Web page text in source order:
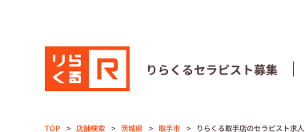
りらくるセラピスト募集
りらくるセラピスト募集
TOP 店舗検索 茨城県 取手市 りらくる取手店のセラピスト求人